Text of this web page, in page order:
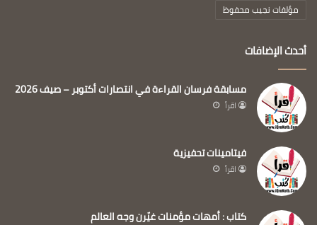
مؤلفات نجيب محفوظ
أحدث الإضافات
مسابقة فرسان القراءة في انتصارات أكتوبر – صيف 2026
اقرأ
فيتامينات تحفيزية
اقرأ
كتاب : أمهات مؤمنات غيّرن وجه العالم